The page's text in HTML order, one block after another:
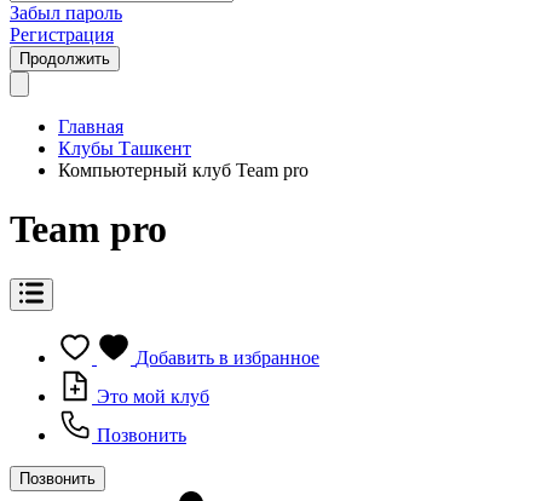
Забыл пароль
Регистрация
Продолжить
Главная
Клубы Ташкент
Компьютерный клуб Team pro
Team pro
Добавить в избранное
Это мой клуб
Позвонить
Позвонить